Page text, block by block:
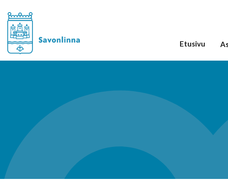
Etusivu